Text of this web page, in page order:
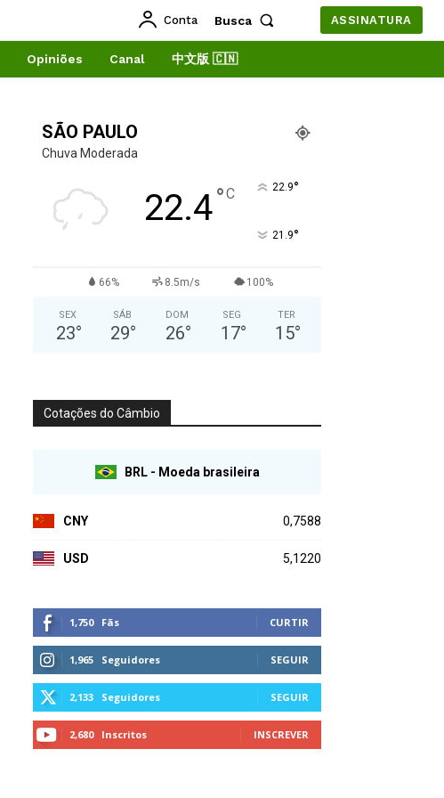
Conta Busca ASSINATURA
Opiniões Canal 中文版 🇨🇳
SÃO PAULO
Chuva Moderada
22.4°C 22.9°
21.9°
66% 8.5m/s 100%
SEX
23°
SÁB
29°
DOM
26°
SEG
17°
TER
15°
Cotações do Câmbio
BRL - Moeda brasileira
CNY 0,7588
USD 5,1220
1,750 Fãs CURTIR
1,965 Seguidores SEGUIR
2,133 Seguidores SEGUIR
2,680 Inscritos INSCREVER